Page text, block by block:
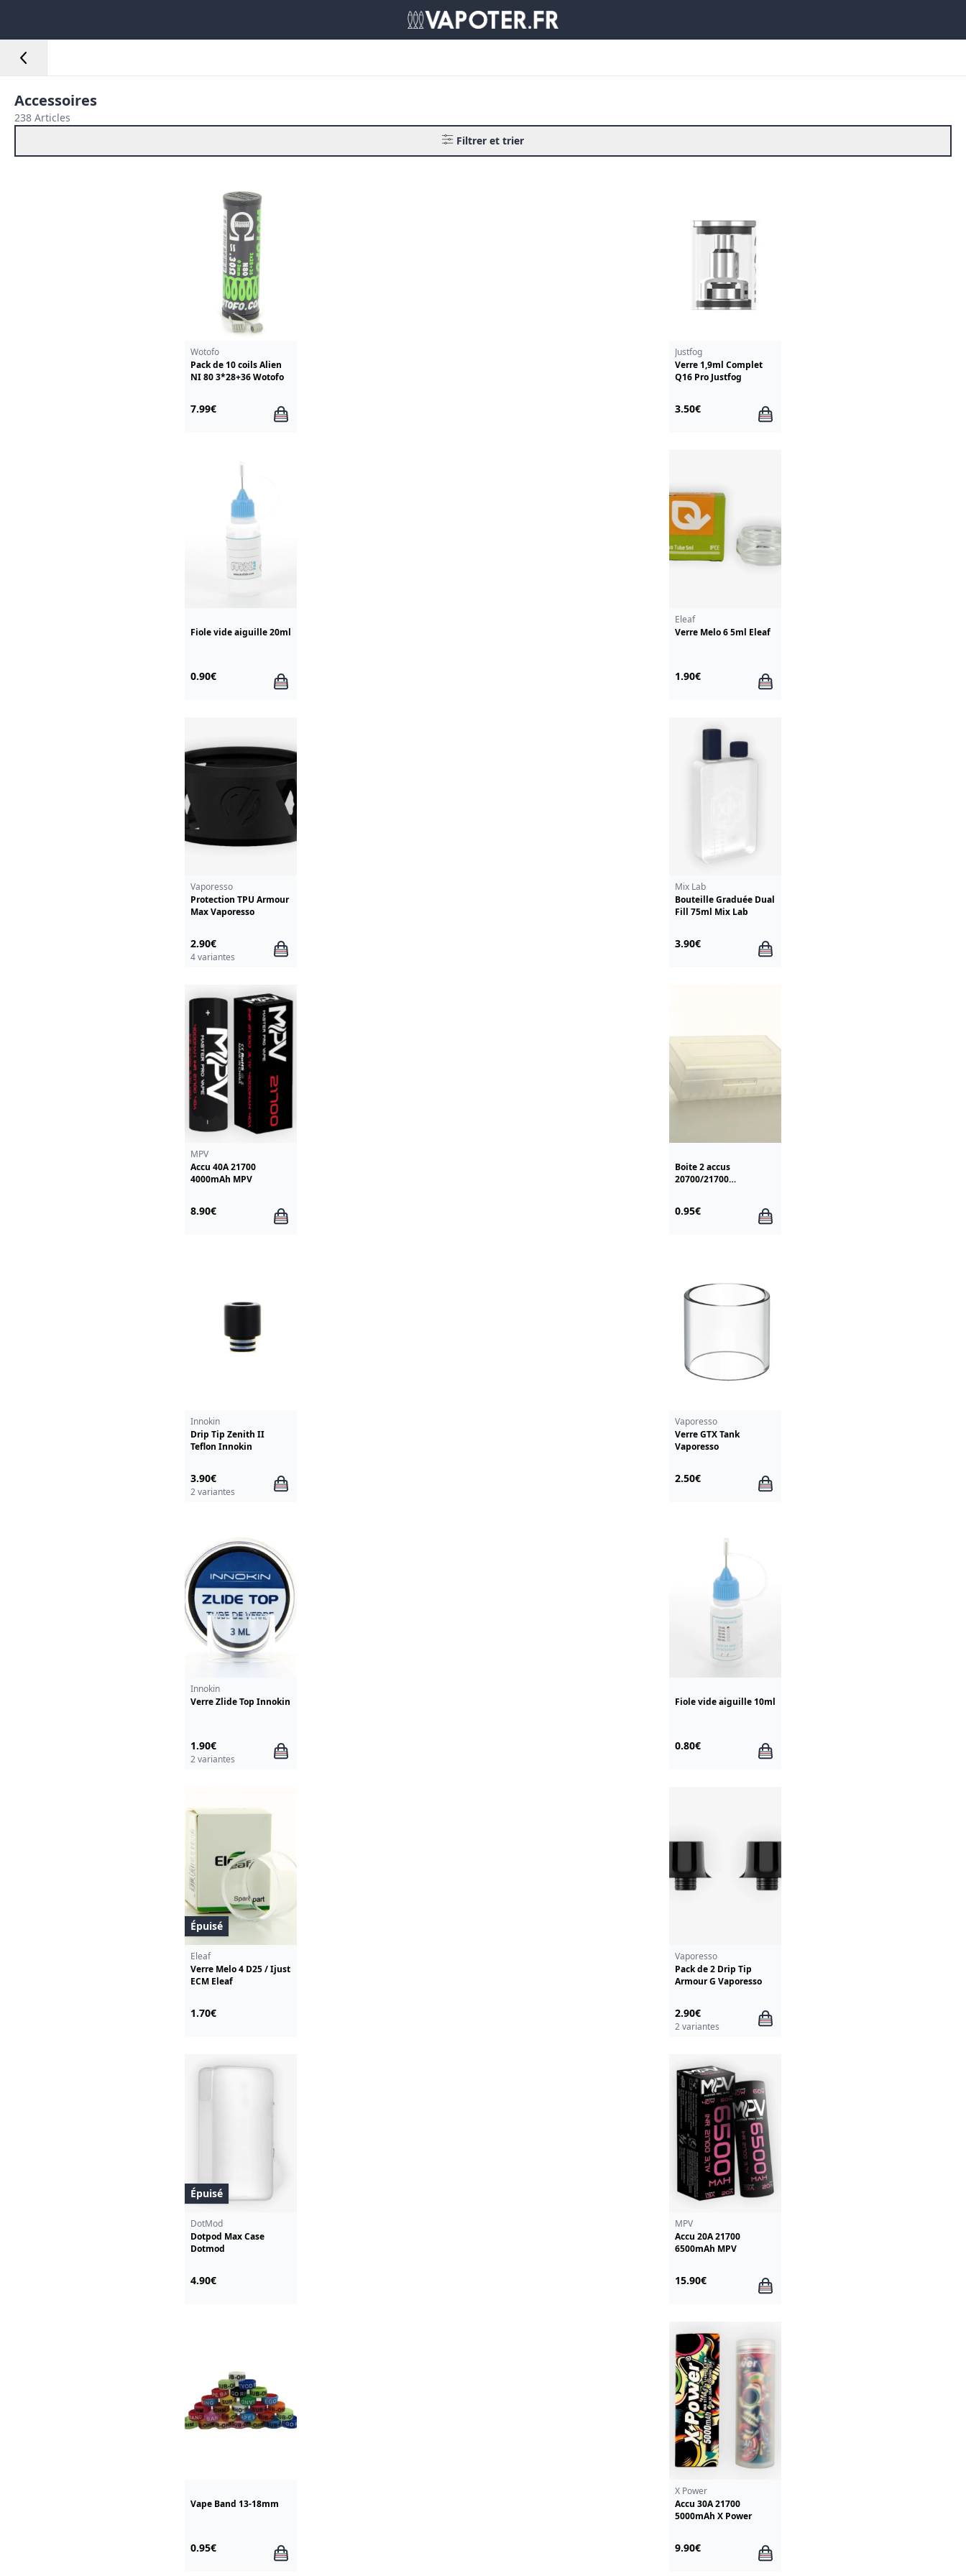
Accessoires
238 Articles
Filtrer et trier
Wotofo
Pack de 10 coils Alien
NI 80 3*28+36 Wotofo
7.99€
Justfog
Verre 1,9ml Complet
Q16 Pro Justfog
3.50€
Fiole vide aiguille 20ml
0.90€
Eleaf
Verre Melo 6 5ml Eleaf
1.90€
Vaporesso
Protection TPU Armour
Max Vaporesso
2.90€
4 variantes
Mix Lab
Bouteille Graduée Dual
Fill 75ml Mix Lab
3.90€
MPV
Accu 40A 21700
4000mAh MPV
8.90€
Boite 2 accus
20700/21700
0.95€
Innokin
Drip Tip Zenith II
Teflon Innokin
3.90€
2 variantes
Vaporesso
Verre GTX Tank
Vaporesso
2.50€
Innokin
Verre Zlide Top Innokin
1.90€
2 variantes
Fiole vide aiguille 10ml
0.80€
Épuisé
Eleaf
Verre Melo 4 D25 / Ijust
ECM Eleaf
1.70€
Vaporesso
Pack de 2 Drip Tip
Armour G Vaporesso
2.90€
2 variantes
Épuisé
DotMod
Dotpod Max Case
Dotmod
4.90€
MPV
Accu 20A 21700
6500mAh MPV
15.90€
Vape Band 13-18mm
0.95€
X Power
Accu 30A 21700
5000mAh X Power
9.90€